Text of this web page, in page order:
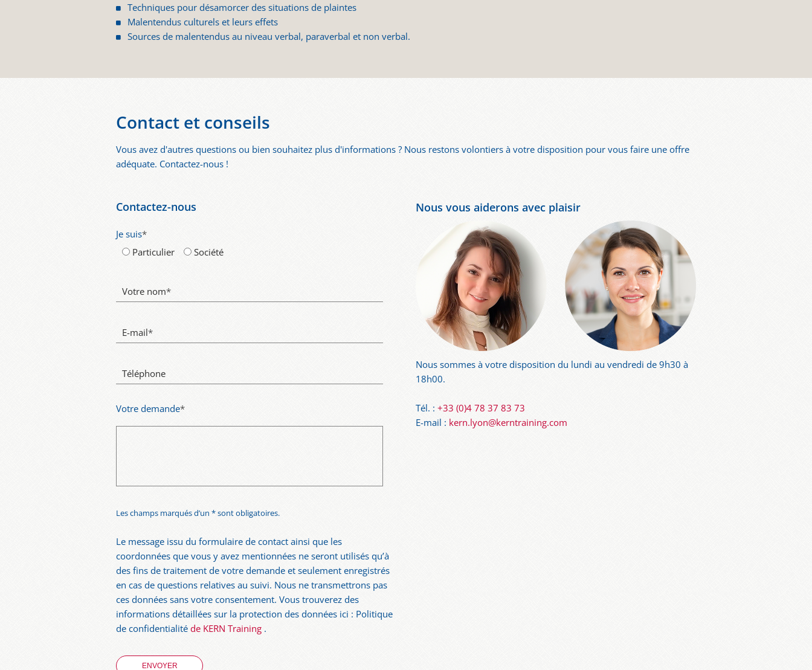
Techniques pour désamorcer des situations de plaintes
Malentendus culturels et leurs effets
Sources de malentendus au niveau verbal, paraverbal et non verbal.
Contact et conseils
Vous avez d'autres questions ou bien souhaitez plus d'informations ? Nous restons volontiers à votre disposition pour vous faire une offre
adéquate. Contactez-nous !
Contactez-nous
Je suis*
Particulier
Société
Votre nom*
E-mail*
Téléphone
Votre demande*
Les champs marqués d’un * sont obligatoires.
Le message issu du formulaire de contact ainsi que les
coordonnées que vous y avez mentionnées ne seront utilisés qu’à
des fins de traitement de votre demande et seulement enregistrés
en cas de questions relatives au suivi. Nous ne transmettrons pas
ces données sans votre consentement. Vous trouverez des
informations détaillées sur la protection des données ici : Politique
de confidentialitéde KERN Training .
Nous vous aiderons avec plaisir
Nous sommes à votre disposition du lundi au vendredi de 9h30 à
18h00.
Tél. : +33 (0)4 78 37 83 73
E-mail : kern.lyon@kerntraining.com